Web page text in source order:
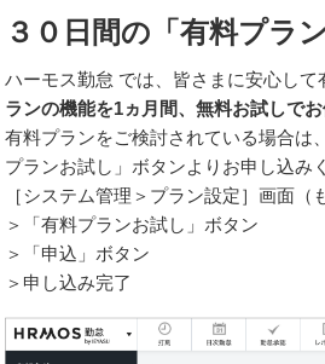
３０日間の「有料プラ
ハーモス勤怠 では、皆さまに安心して
ランの機能を1ヵ月間、無料お試しで
有料プランをご検討されている場合は
プランお試し」ボタンよりお申し込み
［システム管理＞プラン設定］画面（
＞「有料プランお試し」ボタン
＞「申込」ボタン
＞申し込み完了